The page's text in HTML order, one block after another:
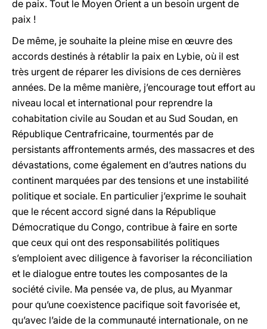
de paix. Tout le Moyen Orient a un besoin urgent de
paix !
De même, je souhaite la pleine mise en œuvre des
accords destinés à rétablir la paix en Lybie, où il est
très urgent de réparer les divisions de ces dernières
années. De la même manière, j’encourage tout effort au
niveau local et international pour reprendre la
cohabitation civile au Soudan et au Sud Soudan, en
République Centrafricaine, tourmentés par de
persistants affrontements armés, des massacres et des
dévastations, come également en d’autres nations du
continent marquées par des tensions et une instabilité
politique et sociale. En particulier j’exprime le souhait
que le récent accord signé dans la République
Démocratique du Congo, contribue à faire en sorte
que ceux qui ont des responsabilités politiques
s’emploient avec diligence à favoriser la réconciliation
et le dialogue entre toutes les composantes de la
société civile. Ma pensée va, de plus, au Myanmar
pour qu’une coexistence pacifique soit favorisée et,
qu’avec l’aide de la communauté internationale, on ne